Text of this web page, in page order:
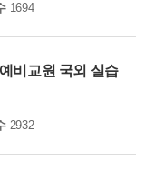
1694
비교원 국외 실습
2932